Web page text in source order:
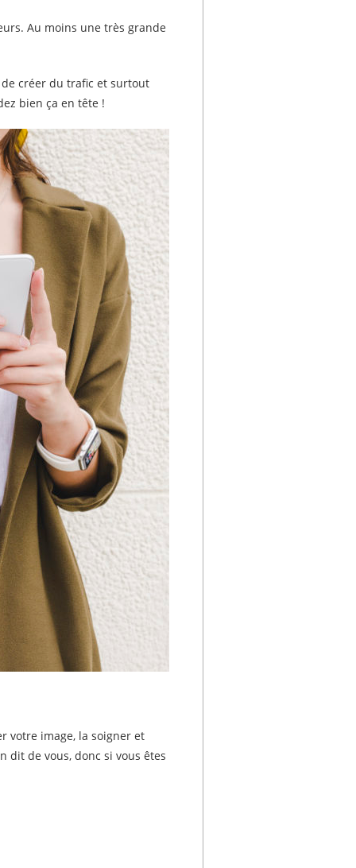
Au moins une très grande
créer du trafic et surtout
bien ça en tête !
votre image, la soigner et
dit de vous, donc si vous êtes